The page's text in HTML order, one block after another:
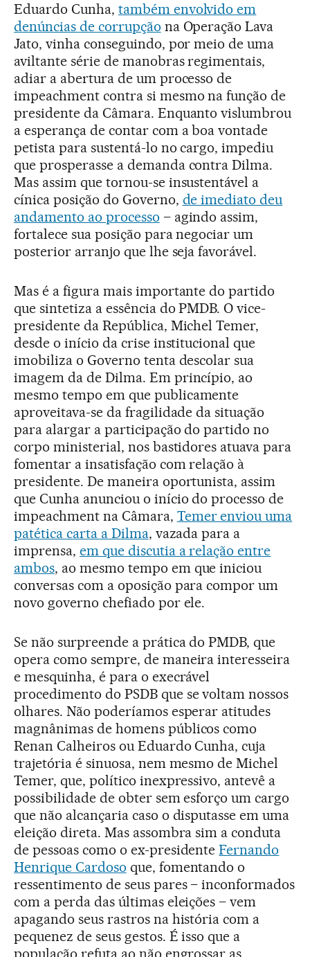
Eduardo Cunha, também envolvido em
denúncias de corrupção na Operação Lava
Jato, vinha conseguindo, por meio de uma
aviltante série de manobras regimentais,
adiar a abertura de um processo de
impeachment contra si mesmo na função de
presidente da Câmara. Enquanto vislumbrou
a esperança de contar com a boa vontade
petista para sustentá-lo no cargo, impediu
que prosperasse a demanda contra Dilma.
Mas assim que tornou-se insustentável a
cínica posição do Governo, de imediato deu
andamento ao processo – agindo assim,
fortalece sua posição para negociar um
posterior arranjo que lhe seja favorável.
Mas é a figura mais importante do partido
que sintetiza a essência do PMDB. O vice-
presidente da República, Michel Temer,
desde o início da crise institucional que
imobiliza o Governo tenta descolar sua
imagem da de Dilma. Em princípio, ao
mesmo tempo em que publicamente
aproveitava-se da fragilidade da situação
para alargar a participação do partido no
corpo ministerial, nos bastidores atuava para
fomentar a insatisfação com relação à
presidente. De maneira oportunista, assim
que Cunha anunciou o início do processo de
impeachment na Câmara, Temer enviou uma
patética carta a Dilma, vazada para a
imprensa, em que discutia a relação entre
ambos, ao mesmo tempo em que iniciou
conversas com a oposição para compor um
novo governo chefiado por ele.
Se não surpreende a prática do PMDB, que
opera como sempre, de maneira interesseira
e mesquinha, é para o execrável
procedimento do PSDB que se voltam nossos
olhares. Não poderíamos esperar atitudes
magnânimas de homens públicos como
Renan Calheiros ou Eduardo Cunha, cuja
trajetória é sinuosa, nem mesmo de Michel
Temer, que, político inexpressivo, antevê a
possibilidade de obter sem esforço um cargo
que não alcançaria caso o disputasse em uma
eleição direta. Mas assombra sim a conduta
de pessoas como o ex-presidenteFernando
Henrique Cardoso que, fomentando o
ressentimento de seus pares – inconformados
com a perda das últimas eleições – vem
apagando seus rastros na história com a
pequenez de seus gestos. É isso que a
população refuta ao não engrossar as